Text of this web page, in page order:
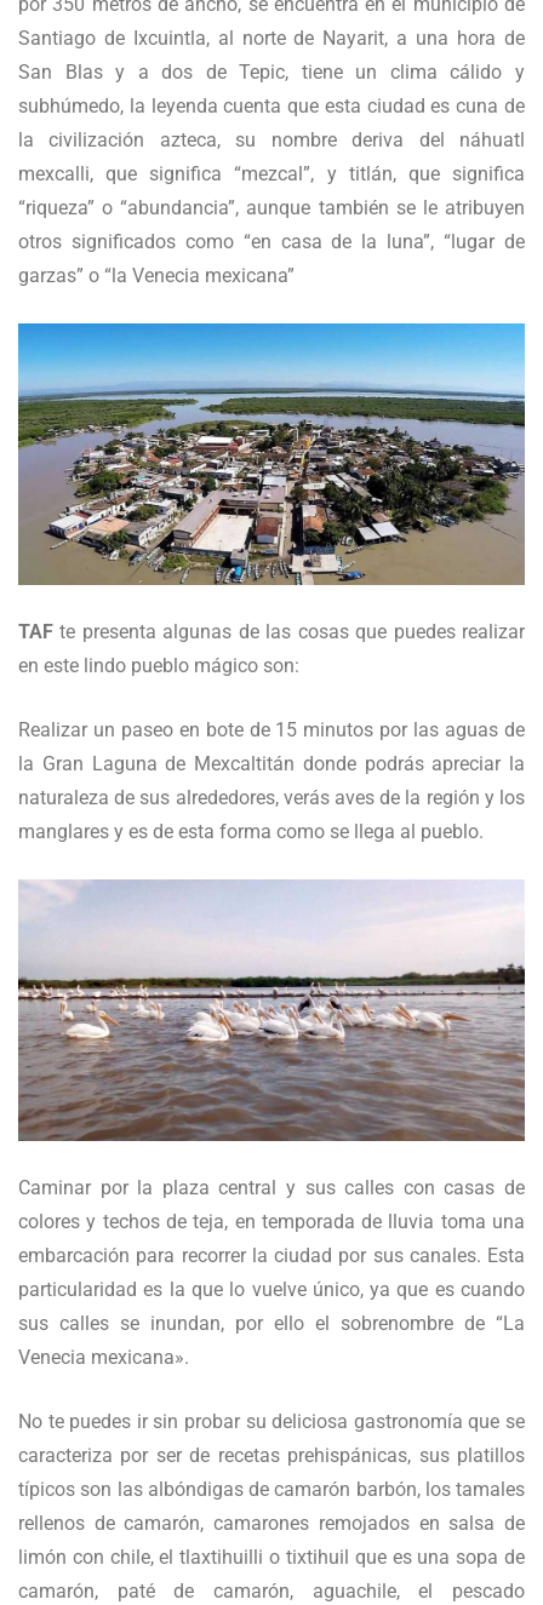
por 350 metros de ancho, se encuentra en el municipio de
Santiago de Ixcuintla, al norte de Nayarit, a una hora de
San Blas y a dos de Tepic, tiene un clima cálido y
subhúmedo, la leyenda cuenta que esta ciudad es cuna de
la civilización azteca, su nombre deriva del náhuatl
mexcalli, que significa “mezcal”, y titlán, que significa
“riqueza” o “abundancia”, aunque también se le atribuyen
otros significados como “en casa de la luna”, “lugar de
garzas” o “la Venecia mexicana”
TAF te presenta algunas de las cosas que puedes realizar
en este lindo pueblo mágico son:
Realizar un paseo en bote de 15 minutos por las aguas de
la Gran Laguna de Mexcaltitán donde podrás apreciar la
naturaleza de sus alrededores, verás aves de la región y los
manglares y es de esta forma como se llega al pueblo.
Caminar por la plaza central y sus calles con casas de
colores y techos de teja, en temporada de lluvia toma una
embarcación para recorrer la ciudad por sus canales. Esta
particularidad es la que lo vuelve único, ya que es cuando
sus calles se inundan, por ello el sobrenombre de “La
Venecia mexicana».
No te puedes ir sin probar su deliciosa gastronomía que se
caracteriza por ser de recetas prehispánicas, sus platillos
típicos son las albóndigas de camarón barbón, los tamales
rellenos de camarón, camarones remojados en salsa de
limón con chile, el tlaxtihuilli o tixtihuil que es una sopa de
camarón, paté de camarón, aguachile, el pescado